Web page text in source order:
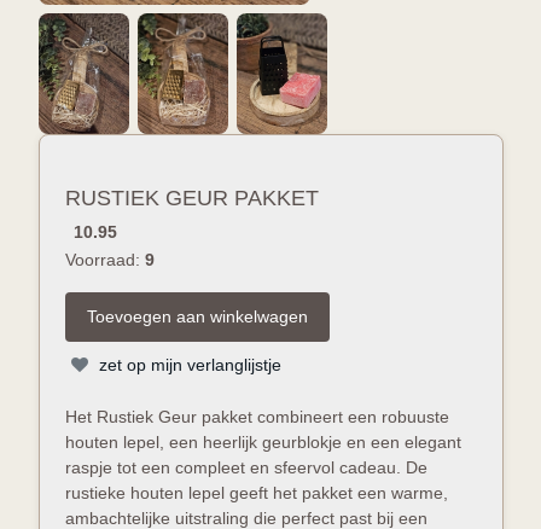
RUSTIEK GEUR PAKKET
10.95
Voorraad: 9
zet op mijn verlanglijstje
Het Rustiek Geur pakket combineert een robuuste
houten lepel, een heerlijk geurblokje en een elegant
raspje tot een compleet en sfeervol cadeau. De
rustieke houten lepel geeft het pakket een warme,
ambachtelijke uitstraling die perfect past bij een